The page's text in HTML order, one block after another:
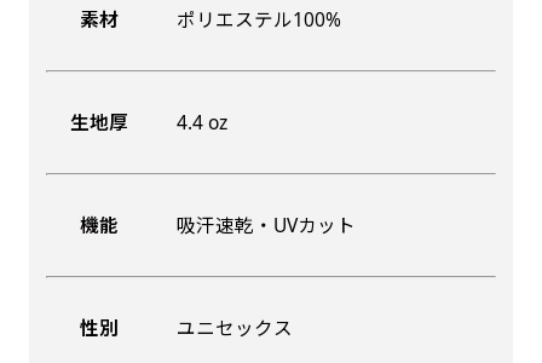
素材 ポリエステル100%
生地厚 4.4 oz
機能 吸汗速乾・UVカット
性別 ユニセックス